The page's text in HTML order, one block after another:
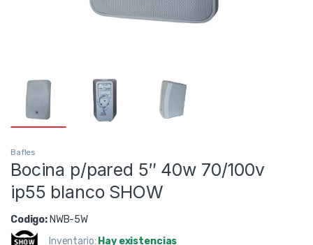
Bafles
Bocina p/pared 5″ 40w 70/100v
ip55 blanco SHOW
Codigo: NWB-5W
Inventario: Hay existencias